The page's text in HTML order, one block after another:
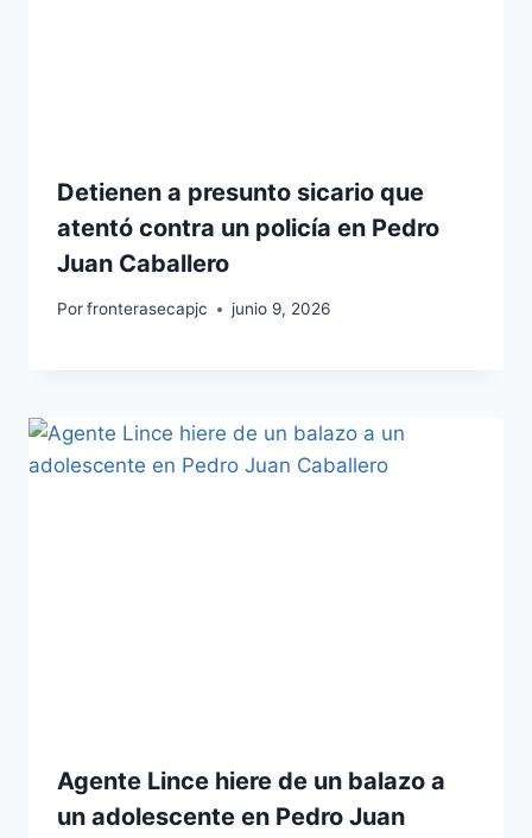
Detienen a presunto sicario que
atentó contra un policía en Pedro
Juan Caballero
Porfronterasecapjc junio 9, 2026
Agente Lince hiere de un balazo a
un adolescente en Pedro Juan